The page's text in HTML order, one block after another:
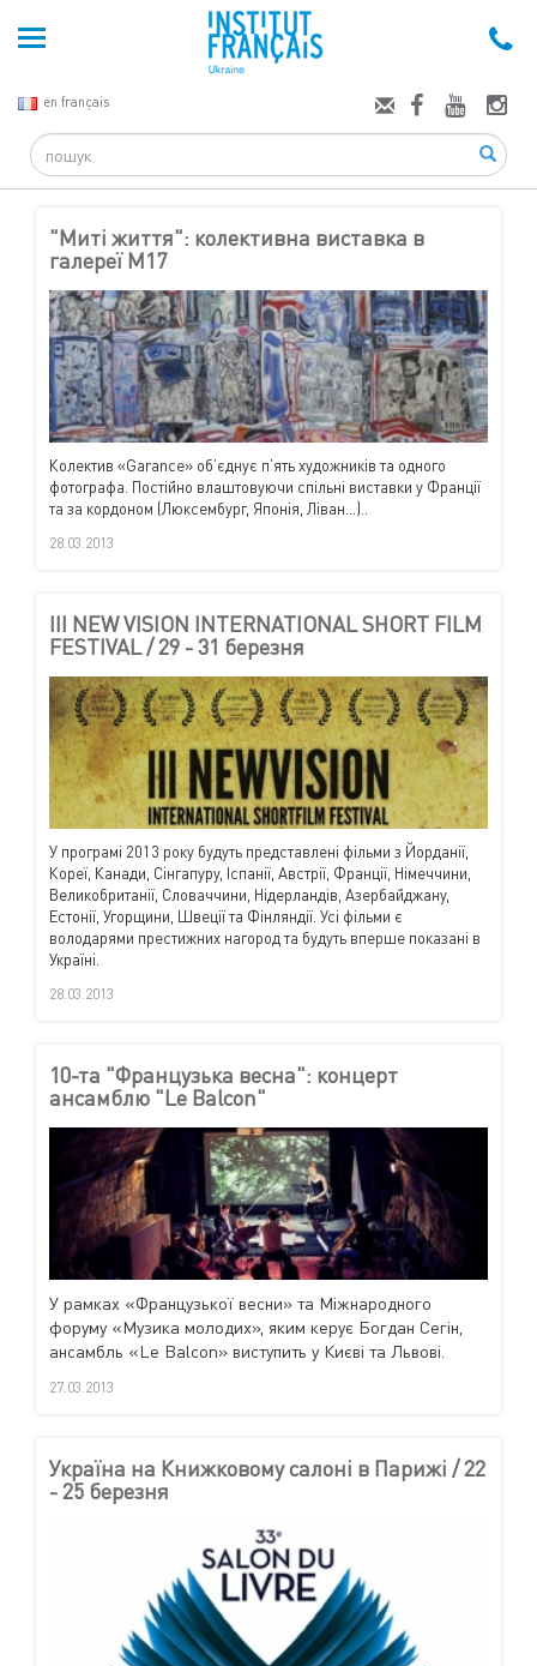
en français
Search
"Миті життя": колективна виставка в
галереї М17
Колектив «Garance» об’єднує п’ять художників та одного
фотографа. Постійно влаштовуючи спільні виставки у Франції
та за кордоном (Люксембург, Японія, Ліван...)..
28.03.2013
III NEW VISION INTERNATIONAL SHORT FILM
FESTIVAL / 29 - 31 березня
У програмі 2013 року будуть представлені фільми з Йорданії,
Кореї, Канади, Сінгапуру, Іспанії, Австрії, Франції, Німеччини,
Великобританії, Словаччини, Нідерландів, Азербайджану,
Естонії, Угорщини, Швеції та Фінляндії. Усі фільми є
володарями престижних нагород та будуть вперше показані в
Україні.
28.03.2013
10-та "Французька весна": концерт
ансамблю "Le Balcon"
У рамках «Французької весни» та Міжнародного
форуму «Музика молодих», яким керує Богдан Сегін,
ансамбль «Le Balcon» виступить у Києві та Львові.
27.03.2013
Україна на Книжковому салоні в Парижі / 22
- 25 березня